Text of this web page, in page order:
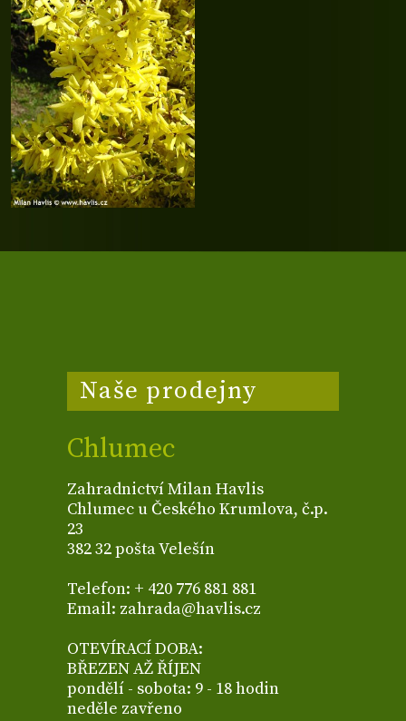
Naše prodejny
Chlumec
Zahradnictví Milan Havlis
Chlumec u Českého Krumlova, č.p.
23
382 32 pošta Velešín
Telefon: + 420 776 881 881
Email: zahrada@havlis.cz
OTEVÍRACÍ DOBA:
BŘEZEN AŽ ŘÍJEN
pondělí - sobota: 9 - 18 hodin
neděle zavřeno